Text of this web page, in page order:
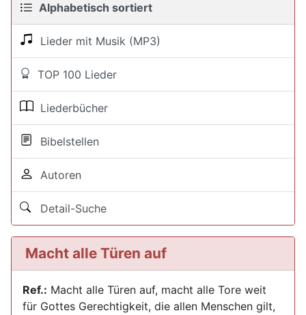
Alphabetisch sortiert
Lieder mit Musik (MP3)
TOP 100 Lieder
Liederbücher
Bibelstellen
Autoren
Detail-Suche
Macht alle Türen auf
Ref.: Macht alle Türen auf, macht alle Tore weit
für Gottes Gerechtigkeit, die allen Menschen gilt,